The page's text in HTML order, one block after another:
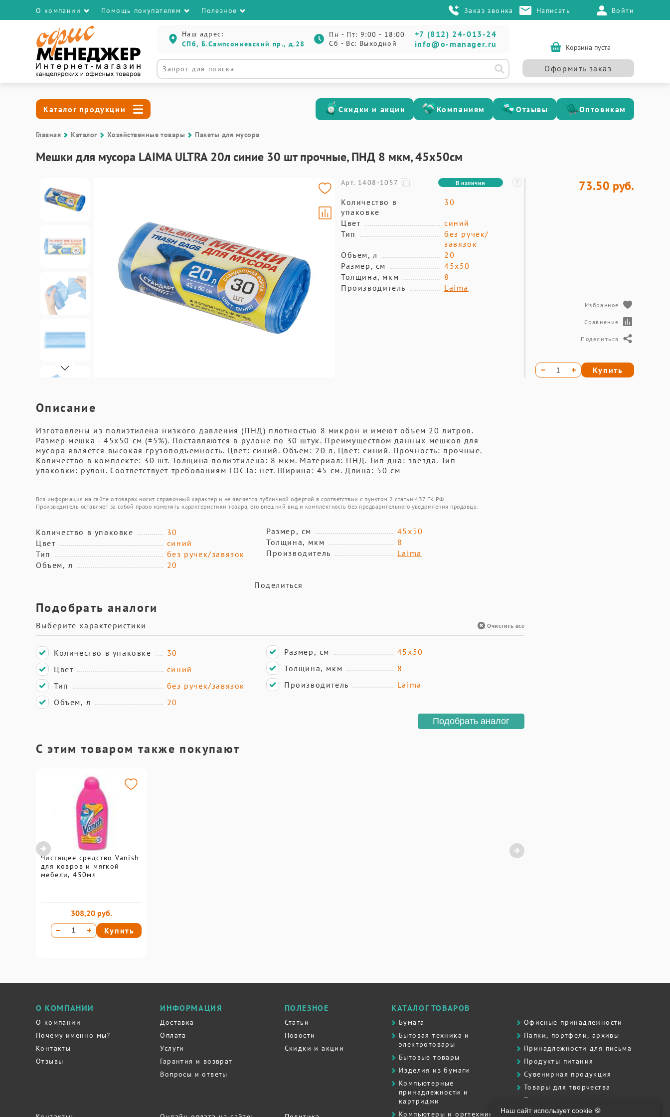
О компании Помощь покупателям Полезное Заказ звонка Написать Войти
Наш адрес:
СПб, Б.Сампсониевский пр., д.28
Пн - Пт: 9:00 - 18:00
Сб - Вс: Выходной
+7 (812) 24-013-24
info@o-manager.ru
Корзина пуста
Оформить заказ
Каталог продукции Скидки и акции Компаниям Отзывы Оптовикам
Главная Каталог Хозяйственные товары Пакеты для мусора
Мешки для мусора LAIMA ULTRA 20л синие 30 шт прочные, ПНД 8 мкм, 45х50см
Арт. 1408-1057 В наличии
Количество в
упаковке
30
Цвет
синий
Тип
без ручек/
завязок
Объем, л
20
Размер, см
45х50
Толщина, мкм
8
Производитель
Laima
Описание
Изготовлены из полиэтилена низкого давления (ПНД) плотностью 8 микрон и имеют объем 20 литров.
Размер мешка - 45х50 см (±5%). Поставляются в рулоне по 30 штук. Преимуществом данных мешков для
мусора является высокая грузоподъемность. Цвет: синий. Объем: 20 л. Цвет: синий. Прочность: прочные.
Количество в комплекте: 30 шт. Толщина полиэтилена: 8 мкм. Материал: ПНД. Тип дна: звезда. Тип
упаковки: рулон. Соответствует требованиям ГОСТа: нет. Ширина: 45 см. Длина: 50 см
Вся информация на сайте о товарах носит справочный характер и не является публичной офертой в соответствии с пунктом 2 статьи 437 ГК РФ.
Производитель оставляет за собой право изменять характеристики товара, его внешний вид и комплектность без предварительного уведомления продавца.
Количество в упаковке
30
Цвет
синий
Тип
без ручек/завязок
Объем, л
20
Размер, см
45х50
Толщина, мкм
8
Производитель
Laima
Поделиться
Подобрать аналоги
Выберите характеристики Очистить все
Количество в упаковке
30
Цвет
синий
Тип
без ручек/завязок
Объем, л
20
Размер, см
45х50
Толщина, мкм
8
Производитель
Laima
Подобрать аналог
С этим товаром также покупают
Чистящее средство Vanish
для ковров и мягкой
мебели, 450мл
308,20 руб.
Купить
73.50 руб.
Избранное
Сравнение
Поделиться
Купить
О КОМПАНИИ
О компании
Почему именно мы?
Контакты
Отзывы
ИНФОРМАЦИЯ
Доставка
Оплата
Услуги
Гарантия и возврат
Вопросы и ответы
ПОЛЕЗНОЕ
Статьи
Новости
Скидки и акции
КАТАЛОГ ТОВАРОВ
Бумага
Бытовая техника и
электротовары
Бытовые товары
Изделия из бумаги
Компьютерные
принадлежности и
картриджи
Компьютеры и оргтехника
Офисные принадлежности
Папки, портфели, архивы
Принадлежности для письма
Продукты питания
Сувенирная продукция
Товары для творчества
Товары для школы
Хозяйственные товары
Наш сайт использует cookie 🍪